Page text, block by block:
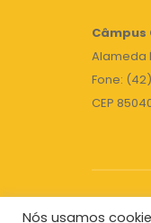
Câmpus
Alameda
Fone:
CEP
Nós usamos